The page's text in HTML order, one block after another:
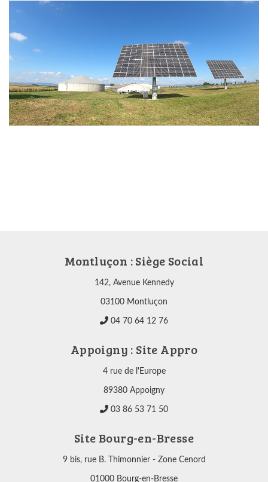
Montluçon : Siège Social
142, Avenue Kennedy
03100 Montluçon
04 70 64 12 76
Appoigny : Site Appro
4 rue de l'Europe
89380 Appoigny
03 86 53 71 50
Site Bourg-en-Bresse
9 bis, rue B. Thimonnier - Zone Cenord
01000 Bourg-en-Bresse